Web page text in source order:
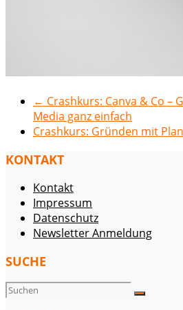
← Crashkurs: Canva & Co –
Media ganz einfach
Crashkurs: Gründen mit Plan
KONTAKT
Kontakt
Impressum
Datenschutz
Newsletter Anmeldung
SUCHE